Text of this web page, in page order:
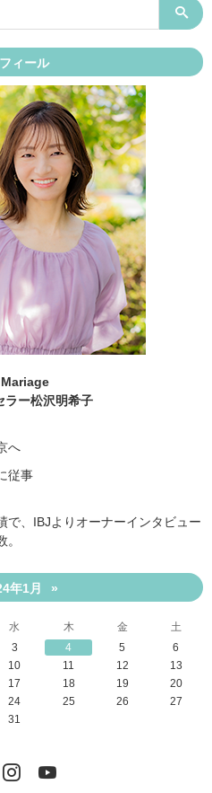
ィール
ラー松沢明希子
へ
従事
で、IBJよりオーナーインタビュー
年1月 »
水 木 金
土
3 4 5
6
10 11 12
13
17 18 19
20
24 25 26
27
31
TwitterInstagram